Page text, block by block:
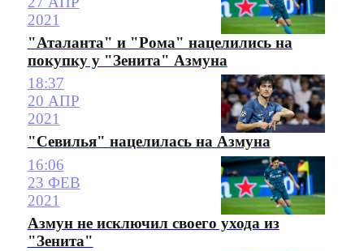
2021
"Аталанта" и "Рома" нацелились на
покупку у "Зенита" Азмуна
18:37
20 АПР
2021
"Севилья" нацелилась на Азмуна
16:06
23 ФЕВ
2021
Азмун не исключил своего ухода из
"Зенита"